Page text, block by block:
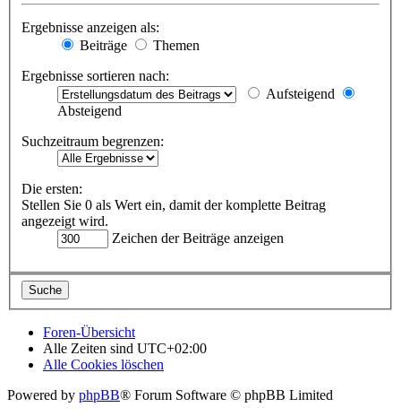
Ergebnisse anzeigen als:
Beiträge
Themen
Ergebnisse sortieren nach:
Aufsteigend
Absteigend
Suchzeitraum begrenzen:
Die ersten:
Stellen Sie 0 als Wert ein, damit der komplette Beitrag
angezeigt wird.
Zeichen der Beiträge anzeigen
Foren-Übersicht
Alle Zeiten sind UTC+02:00
Alle Cookies löschen
Powered by phpBB® Forum Software © phpBB Limited